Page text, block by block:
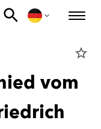
star_border
vom